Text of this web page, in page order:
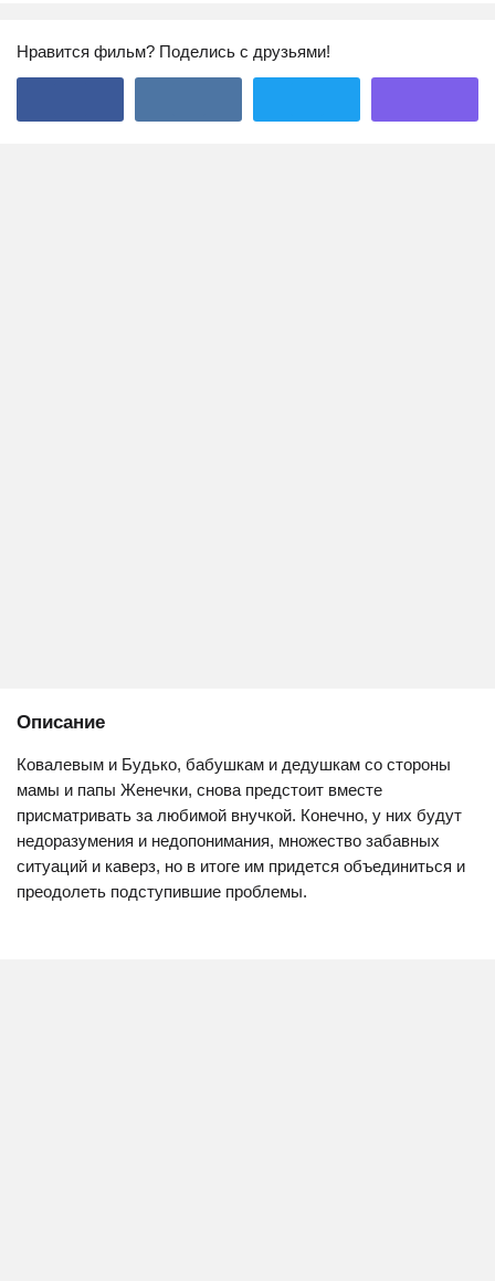
Нравится фильм? Поделись с друзьями!
Описание
Ковалевым и Будько, бабушкам и дедушкам со стороны
мамы и папы Женечки, снова предстоит вместе
присматривать за любимой внучкой. Конечно, у них будут
недоразумения и недопонимания, множество забавных
ситуаций и каверз, но в итоге им придется объединиться и
преодолеть подступившие проблемы.